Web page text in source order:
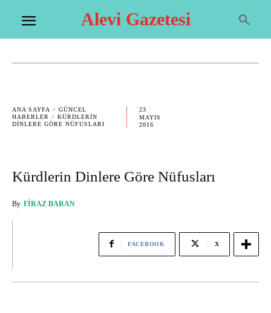
Alevi Gazetesi
ANA SAYFA
GÜNCEL
HABERLER
KÜRDLERIN
DINLERE GÖRE NÜFUSLARI
23
MAYIS
2016
Kürdlerin Dinlere Göre Nüfusları
By FIRAZ BARAN
FACEBOOK X